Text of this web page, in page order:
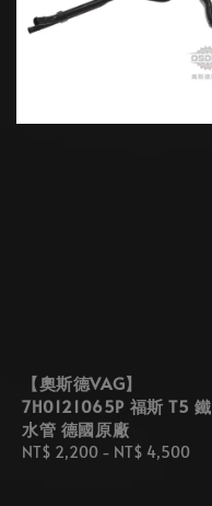
【奧斯德VAG】
7H0121065P 福斯 T5 鐵
水管 德國原廠
Regular
NT$ 2,200 - NT$ 4,500